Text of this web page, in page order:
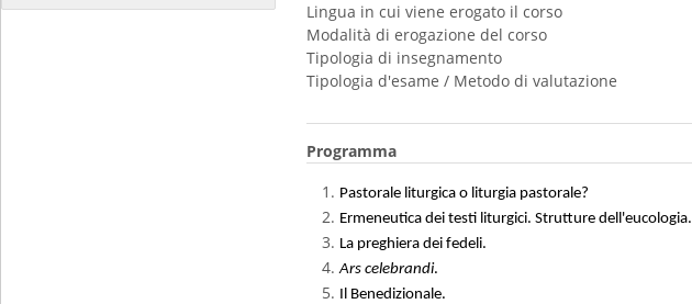
Lingua in cui viene erogato il corso
Modalità di erogazione del corso
Tipologia di insegnamento
Tipologia d'esame / Metodo di valutazione
Programma
Pastorale liturgica o liturgia pastorale?
Ermeneutica dei testi liturgici. Strutture dell'eucologia.
La preghiera dei fedeli.
Ars celebrandi.
Il Benedizionale.